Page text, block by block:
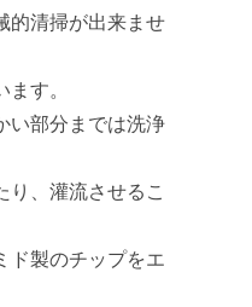
的清掃が出来ませ
す。
い部分までは洗浄
り、灌流させるこ
ド製のチップをエ